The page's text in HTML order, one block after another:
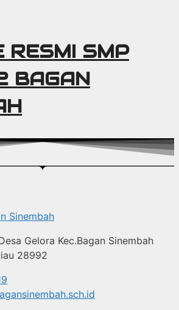
RESMI SMP
BAGAN
Sinembah
Gelora Kec.Bagan Sinembah
28992